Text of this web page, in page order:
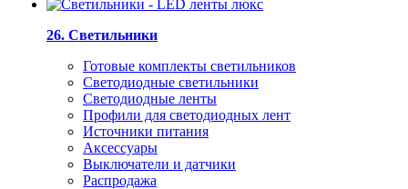
26. Светильники
Готовые комплекты светильников
Светодиодные светильники
Светодиодные ленты
Профили для светодиодных лент
Источники питания
Аксессуары
Выключатели и датчики
Распродажа